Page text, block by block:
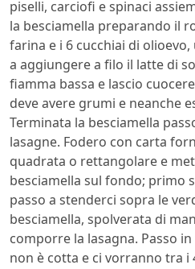
piselli, carciofi e spinaci
la besciamella preparando il
farina e i 6 cucchiai di
a aggiungere a filo il latte di
fiamma bassa e lascio
deve avere grumi e neanche
Terminata la besciamella
lasagne. Fodero con carta
quadrata o rettangolare e
besciamella sul fondo; primo
passo a stenderci sopra le
besciamella, spolverata di
comporre la lasagna. Passo
non è cotta e ci vorranno tra i